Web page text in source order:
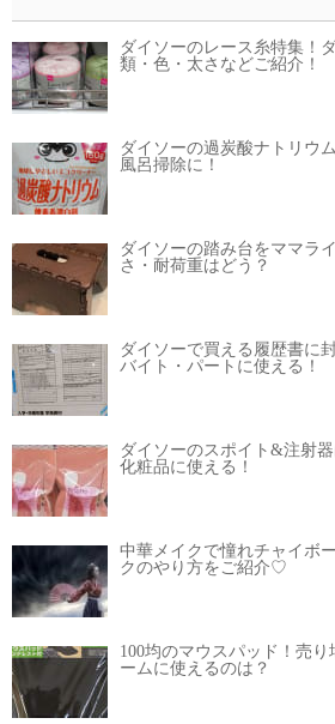
ダイソーのレース糸特集！
類・色・太さなどご紹介！
ダイソーの過炭酸ナトリウ
風呂掃除に！
ダイソーの踏み台をママラ
さ・耐荷重はどう？
ダイソーで買える履歴書に
バイト・パートに使える！
ダイソーのスポイト&注射
化粧品に使える！
中華メイクで憧れチャイボ
クのやり方をご紹介♡
100均のマウスパッド！売
ームに使えるのは？